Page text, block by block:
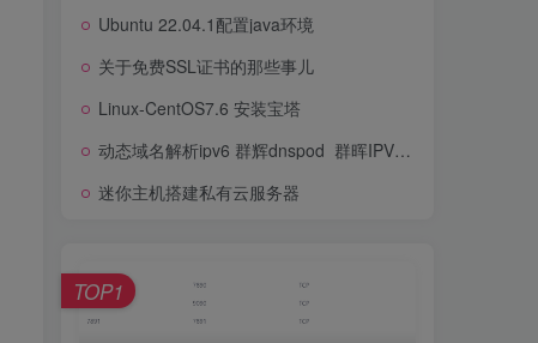
Ubuntu 22.04.1配置java环境
关于免费SSL证书的那些事儿
Linux-CentOS7.6 安装宝塔
动态域名解析ipv6 群辉dnspod_群晖IPV6 DDNS设置终极大全(移动用户进)(二)
迷你主机搭建私有云服务器
TOP1